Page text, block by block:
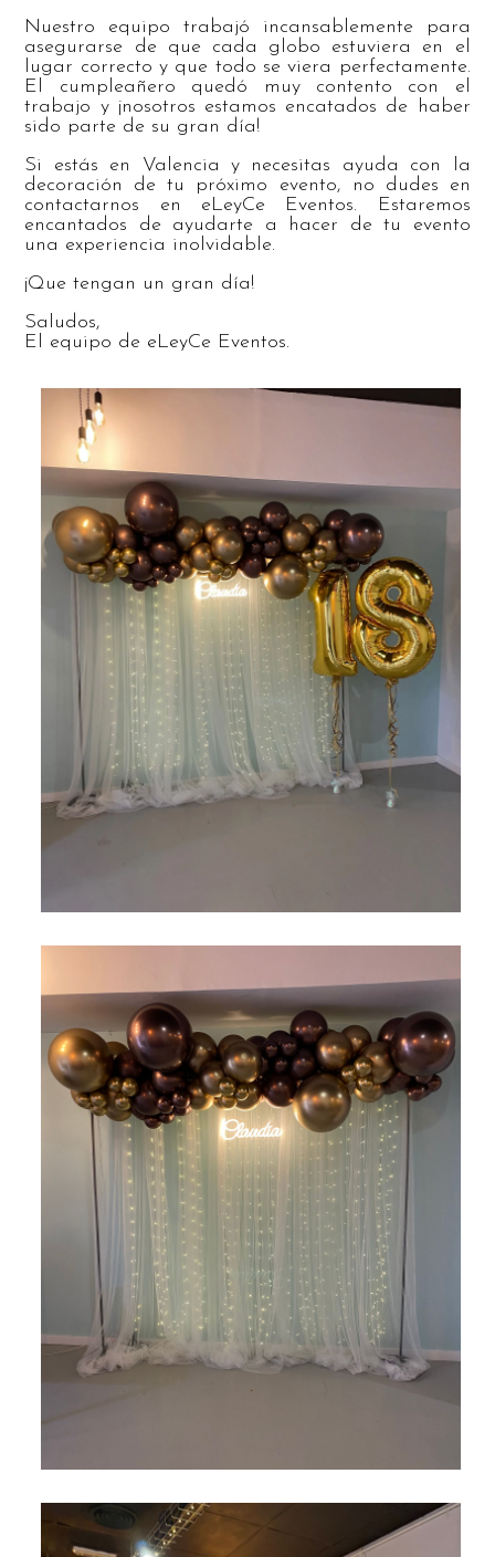
Nuestro equipo trabajó incansablemente para
asegurarse de que cada globo estuviera en el
lugar correcto y que todo se viera perfectamente.
El cumpleañero quedó muy contento con el
trabajo y ¡nosotros estamos encatados de haber
sido parte de su gran día!
Si estás en Valencia y necesitas ayuda con la
decoración de tu próximo evento, no dudes en
contactarnos en eLeyCe Eventos. Estaremos
encantados de ayudarte a hacer de tu evento
una experiencia inolvidable.
¡Que tengan un gran día!
Saludos,
El equipo de eLeyCe Eventos.